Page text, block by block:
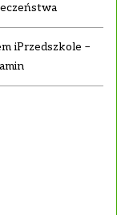
iPrzedszkole –